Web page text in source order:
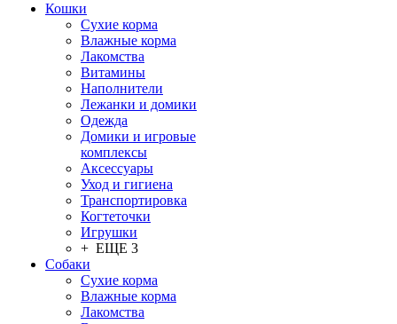
Кошки
Сухие корма
Влажные корма
Лакомства
Витамины
Наполнители
Лежанки и домики
Одежда
Домики и игровые
комплексы
Аксессуары
Уход и гигиена
Транспортировка
Когтеточки
Игрушки
+ ЕЩЕ 3
Собаки
Сухие корма
Влажные корма
Лакомства